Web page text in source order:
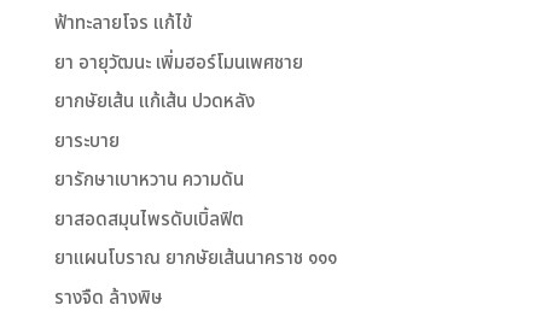
ฟ้าทะลายโจร แก้ไข้
ยา อายุวัฒนะ เพิ่มฮอร์โมนเพศชาย
ยากษัยเส้น แก้เส้น ปวดหลัง
ยาระบาย
ยารักษาเบาหวาน ความดัน
ยาสอดสมุนไพรดับเบิ้ลฟิต
ยาแผนโบราณ ยากษัยเส้นนาคราช ๑๑๑
รางจืด ล้างพิษ